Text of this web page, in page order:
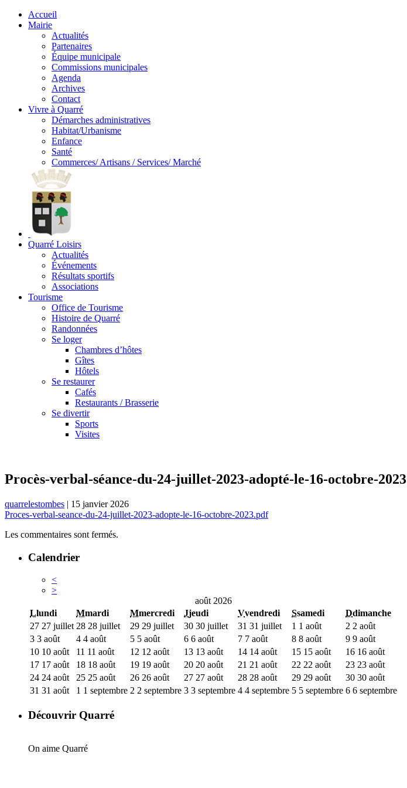
Accueil
Mairie
Actualités
Partenaires
Équipe municipale
Commissions municipales
Agenda
Archives
Contact
Vivre à Quarré
Démarches administratives
Habitat/Urbanisme
Enfance
Santé
Commerces/ Artisans / Services/ Marché
Quarré Loisirs
Actualités
Événements
Résultats sportifs
Associations
Tourisme
Office de Tourisme
Histoire de Quarré
Randonnées
Se loger
Chambres d’hôtes
Gîtes
Hôtels
Se restaurer
Cafés
Restaurants / Brasserie
Se divertir
Sports
Visites
Procès-verbal-séance-du-24-juillet-2023-adopté-le-16-octobre-2023
quarrelestombes | 15 janvier 2026
Proces-verbal-seance-du-24-juillet-2023-adopte-le-16-octobre-2023.pdf
Les commentaires sont fermés.
Calendrier
<
>
août 2026
Llundi Mmardi Mmercredi Jjeudi Vvendredi Ssamedi Ddimanche
27 27 juillet 28 28 juillet 29 29 juillet 30 30 juillet 31 31 juillet 1 1 août 2 2 août
3 3 août 4 4 août 5 5 août 6 6 août 7 7 août 8 8 août 9 9 août
10 10 août 11 11 août 12 12 août 13 13 août 14 14 août 15 15 août 16 16 août
17 17 août 18 18 août 19 19 août 20 20 août 21 21 août 22 22 août 23 23 août
24 24 août 25 25 août 26 26 août 27 27 août 28 28 août 29 29 août 30 30 août
31 31 août 1 1 septembre 2 2 septembre 3 3 septembre 4 4 septembre 5 5 septembre 6 6 septembre
Découvrir Quarré
On aime Quarré